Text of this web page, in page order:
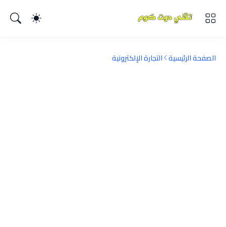
الصفحة الرئيسية التجارة الإلكترونية